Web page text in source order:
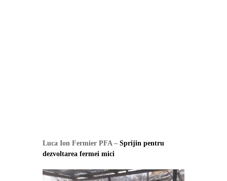
Luca Ion Fermier PFA – Sprijin pentru
dezvoltarea fermei mici